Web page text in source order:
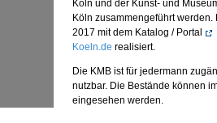
Köln und der Kunst- und
Köln zusammengeführt werden.
2017 mit dem Katalog / Portal
Koeln.de realisiert.
Die KMB ist für jedermann
nutzbar. Die Bestände können
eingesehen werden.